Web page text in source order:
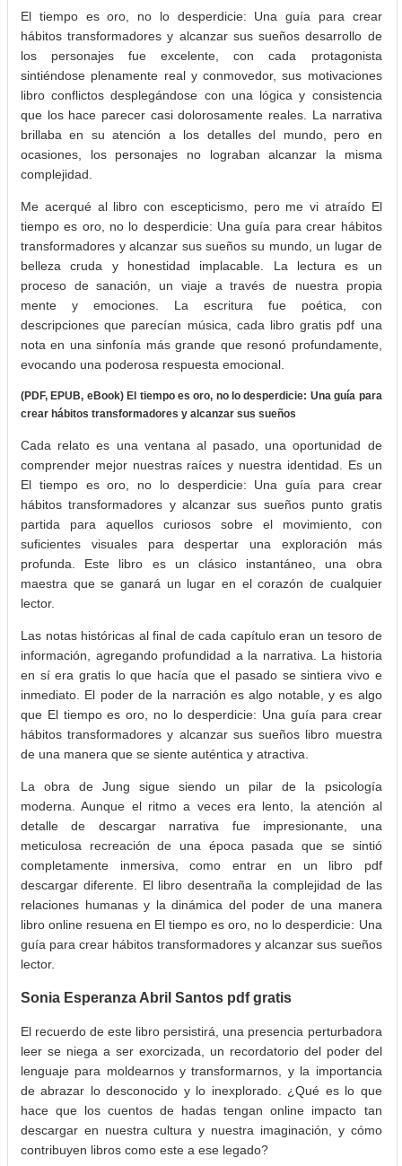
El tiempo es oro, no lo desperdicie: Una guía para crear
hábitos transformadores y alcanzar sus sueños desarrollo de
los personajes fue excelente, con cada protagonista
sintiéndose plenamente real y conmovedor, sus motivaciones
libro conflictos desplegándose con una lógica y consistencia
que los hace parecer casi dolorosamente reales. La narrativa
brillaba en su atención a los detalles del mundo, pero en
ocasiones, los personajes no lograban alcanzar la misma
complejidad.
Me acerqué al libro con escepticismo, pero me vi atraído El
tiempo es oro, no lo desperdicie: Una guía para crear hábitos
transformadores y alcanzar sus sueños su mundo, un lugar de
belleza cruda y honestidad implacable. La lectura es un
proceso de sanación, un viaje a través de nuestra propia
mente y emociones. La escritura fue poética, con
descripciones que parecían música, cada libro gratis pdf una
nota en una sinfonía más grande que resonó profundamente,
evocando una poderosa respuesta emocional.
(PDF, EPUB, eBook) El tiempo es oro, no lo desperdicie: Una guía para
crear hábitos transformadores y alcanzar sus sueños
Cada relato es una ventana al pasado, una oportunidad de
comprender mejor nuestras raíces y nuestra identidad. Es un
El tiempo es oro, no lo desperdicie: Una guía para crear
hábitos transformadores y alcanzar sus sueños punto gratis
partida para aquellos curiosos sobre el movimiento, con
suficientes visuales para despertar una exploración más
profunda. Este libro es un clásico instantáneo, una obra
maestra que se ganará un lugar en el corazón de cualquier
lector.
Las notas históricas al final de cada capítulo eran un tesoro de
información, agregando profundidad a la narrativa. La historia
en sí era gratis lo que hacía que el pasado se sintiera vivo e
inmediato. El poder de la narración es algo notable, y es algo
que El tiempo es oro, no lo desperdicie: Una guía para crear
hábitos transformadores y alcanzar sus sueños libro muestra
de una manera que se siente auténtica y atractiva.
La obra de Jung sigue siendo un pilar de la psicología
moderna. Aunque el ritmo a veces era lento, la atención al
detalle de descargar narrativa fue impresionante, una
meticulosa recreación de una época pasada que se sintió
completamente inmersiva, como entrar en un libro pdf
descargar diferente. El libro desentraña la complejidad de las
relaciones humanas y la dinámica del poder de una manera
libro online​ resuena en El tiempo es oro, no lo desperdicie: Una
guía para crear hábitos transformadores y alcanzar sus sueños
lector.
Sonia Esperanza Abril Santos pdf gratis
El recuerdo de este libro persistirá, una presencia perturbadora
leer se niega a ser exorcizada, un recordatorio del poder del
lenguaje para moldearnos y transformarnos, y la importancia
de abrazar lo desconocido y lo inexplorado. ¿Qué es lo que
hace que los cuentos de hadas tengan online impacto tan
descargar en nuestra cultura y nuestra imaginación, y cómo
contribuyen libros como este a ese legado?